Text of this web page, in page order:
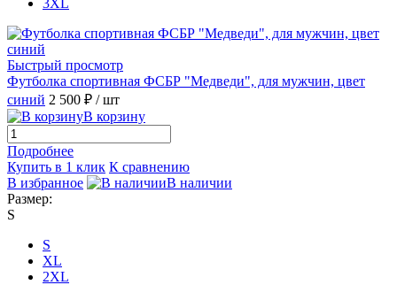
Быстрый просмотр
Футболка спортивная ФСБР "Медведи", для мужчин, цвет
синий 2 500 ₽ / шт
В корзину
Подробнее
Купить в 1 клик К сравнению
В избранное
В наличии
Размер:
S
S
XL
2XL